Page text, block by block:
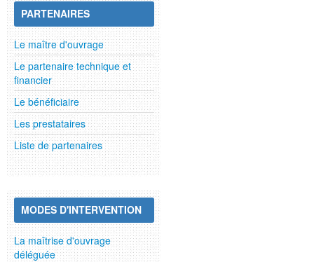
PARTENAIRES
Le maître d'ouvrage
Le partenaire technique et
financier
Le bénéficiaire
Les prestataires
Liste de partenaires
MODES D'INTERVENTION
La maîtrise d'ouvrage
déléguée